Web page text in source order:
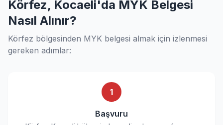
Körfez, Kocaeli'da MYK Belgesi
Nasıl Alınır?
Körfez bölgesinden MYK belgesi almak için izlenmesi
gereken adımlar:
1
Başvuru